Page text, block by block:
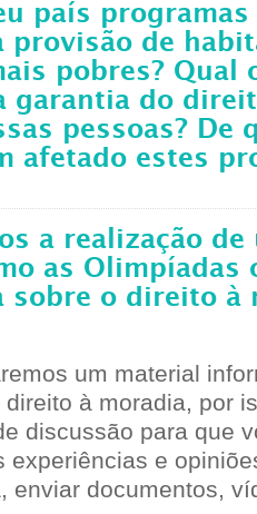
país
provisão de
pobres? Qual
garantia do
pessoas? De
afetado estes
a realização de
as Olimpíadas
sobre o direito à
um material
à moradia, por
discussão para que
experiências e
enviar documentos,